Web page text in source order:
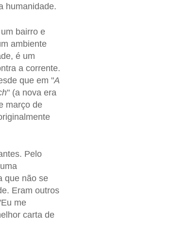
humanidade.
bairro e
ambiente
é um
a corrente.
que em "A
" (a nova era
março de
Pelo
que não se
Eram outros
me
carta de